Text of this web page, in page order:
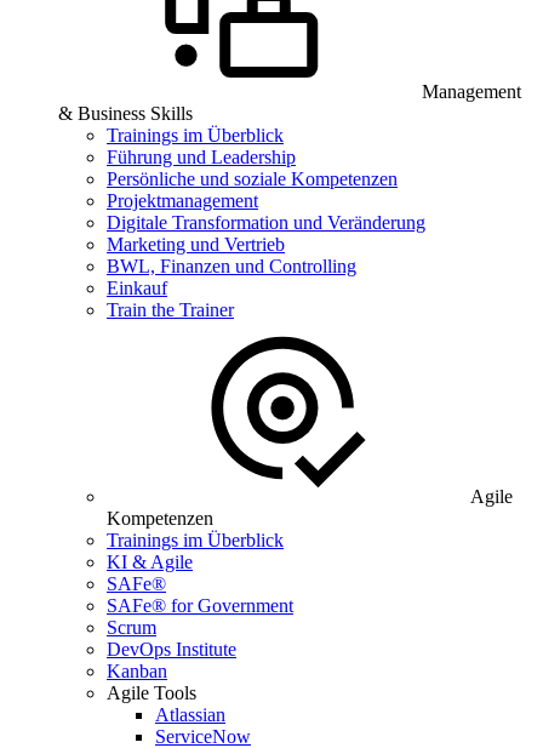
Management
& Business Skills
Trainings im Überblick
Führung und Leadership
Persönliche und soziale Kompetenzen
Projektmanagement
Digitale Transformation und Veränderung
Marketing und Vertrieb
BWL, Finanzen und Controlling
Einkauf
Train the Trainer
Agile
Kompetenzen
Trainings im Überblick
KI & Agile
SAFe®
SAFe® for Government
Scrum
DevOps Institute
Kanban
Agile Tools
Atlassian
ServiceNow